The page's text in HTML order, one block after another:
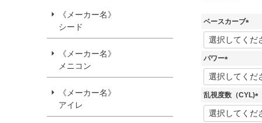
《メーカー名》
シード
《メーカー名》
メニコン
《メーカー名》
アイレ
ベースカーブ
(
必
パワー
(
必
須
乱視度数（CYL)
(
必